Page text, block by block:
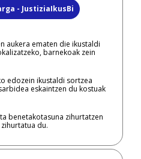
- JustiziaIkusBi
aukera ematen die ikustaldi
barnekoak zein
edozein ikustaldi sortzea
eskaintzen du kostuak
benetakotasuna zihurtatzen
du.